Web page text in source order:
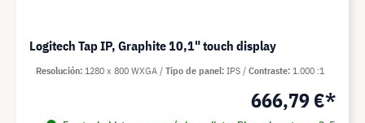
Logitech Tap IP, Graphite 10,1" touch display
666,79 €*
Resolución 1280 x 800 WXGA Tipo de panel IPS Contraste 1.000 :1